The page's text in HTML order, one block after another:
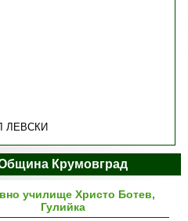
ЛЕВСКИ
Крумовград
училище Христо Ботев,
Гулийка